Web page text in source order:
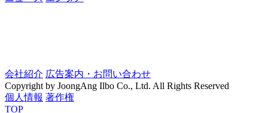
会社紹介 広告案内・お問い合わせ
Copyright by JoongAng Ilbo Co., Ltd. All Rights Reserved
個人情報 著作権
TOP